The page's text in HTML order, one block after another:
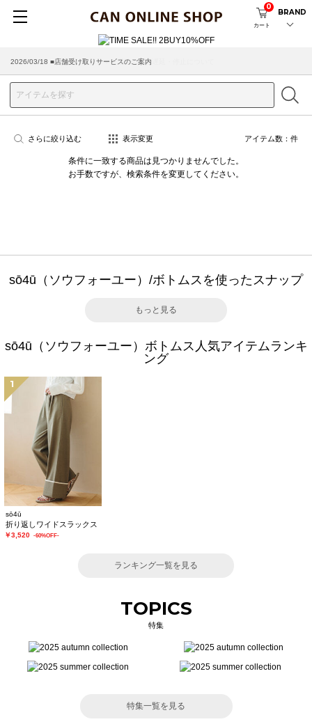
カート
0
BRAND
2026/03/18 ■店舗受け取りサービスのご案内
さらに絞り込む 表示変更 アイテム数： 件
条件に一致する商品は見つかりませんでした。
お手数ですが、検索条件を変更してください。
sō4ū（ソウフォーユー）/ボトムスを使ったスナップ
もっと見る
sō4ū（ソウフォーユー）ボトムス人気アイテムランキ
ング
1
sō4ū
折り返しワイドスラックス
￥3,520 -60%OFF-
ランキング一覧を見る
TOPICS
特集
特集一覧を見る